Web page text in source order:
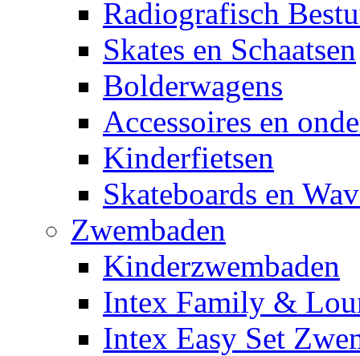
Radiografisch
Skates en Schaatsen
Bolderwagens
Accessoires en
Kinderfietsen
Skateboards en
Zwembaden
Kinderzwembaden
Intex Family &
Intex Easy Set